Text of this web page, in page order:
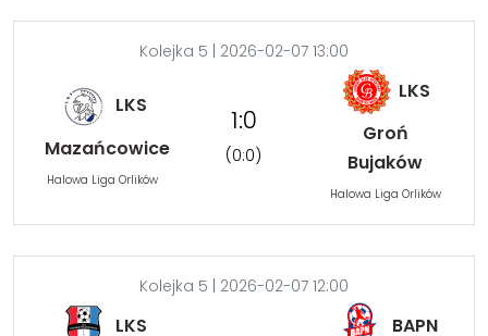
Kolejka 5 | 2026-02-07 13:00
LKS
Mazańcowice
Halowa Liga Orlików
1:0
(0:0)
LKS
Groń
Bujaków
Halowa Liga Orlików
Kolejka 5 | 2026-02-07 12:00
LKS BAPN